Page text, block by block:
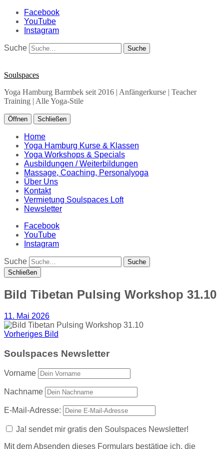
Facebook
YouTube
Instagram
Suche
Soulspaces
Yoga Hamburg Barmbek seit 2016 | Anfängerkurse | Teacher
Training | Alle Yoga-Stile
Öffnen Schließen
Home
Yoga Hamburg Kurse & Klassen
Yoga Workshops & Specials
Ausbildungen / Weiterbildungen
Massage, Coaching, Personalyoga
Über Uns
Kontakt
Vermietung Soulspaces Loft
Newsletter
Facebook
YouTube
Instagram
Suche
Schließen
Bild Tibetan Pulsing Workshop 31.10
11. Mai 2026
Vorheriges Bild
Soulspaces Newsletter
Vorname
Nachname
E-Mail-Adresse:
Ja! sendet mir gratis den Soulspaces Newsletter!
Mit dem Absenden dieses Formulars bestätige ich, die